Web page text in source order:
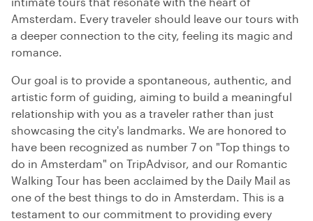
Amsterdam. Every traveler should leave our tours with
a deeper connection to the city, feeling its magic and
romance.
Our goal is to provide a spontaneous, authentic, and
artistic form of guiding, aiming to build a meaningful
relationship with you as a traveler rather than just
showcasing the city's landmarks. We are honored to
have been recognized as number 7 on "Top things to
do in Amsterdam" on TripAdvisor, and our Romantic
Walking Tour has been acclaimed by the Daily Mail as
one of the best things to do in Amsterdam. This is a
testament to our commitment to providing every